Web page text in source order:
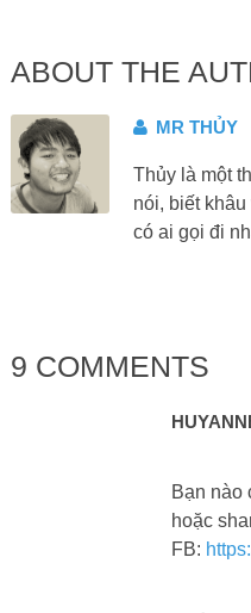
ABOUT THE
MR THỦY
Thủy là một
nói, biết
có ai gọi đi
9 COMMENTS
Bạn nào
hoặc
FB: